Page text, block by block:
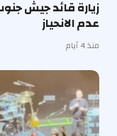
زيارة قائد جيش
عدم الانحياز
منذ 4 أيام